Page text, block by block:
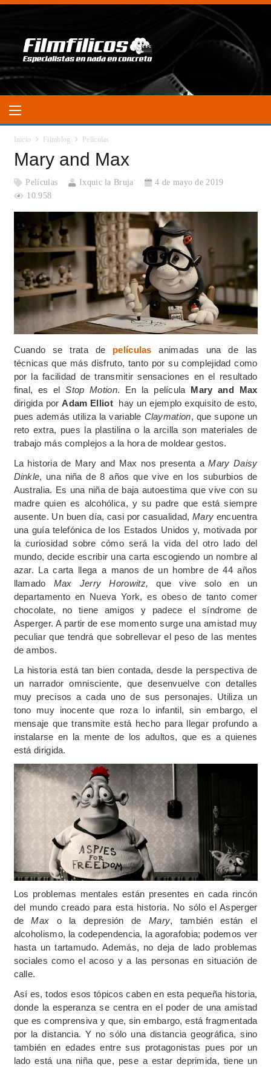
Inicio Filmblog Películas
Mary and Max
Películas Ixquic la Bruja
4 de mayo de 2019
10.958
Cuando se trata de películas animadas una de las
técnicas que más disfruto, tanto por su complejidad como
por la facilidad de transmitir sensaciones en el resultado
final, es elStop Motion. En la película Mary and Max
dirigida porAdam Elliot hay un ejemplo exquisito de esto,
pues además utiliza la variable Claymation, que supone un
reto extra, pues la plastilina o la arcilla son materiales de
trabajo más complejos a la hora de moldear gestos.
La historia de Mary and Max nos presenta a Mary Daisy
Dinkle, una niña de 8 años que vive en los suburbios de
Australia. Es una niña de baja autoestima que vive con su
madre quien es alcohólica, y su padre que está siempre
ausente. Un buen día, casi por casualidad,Mary encuentra
una guía telefónica de los Estados Unidos y, motivada por
la curiosidad sobre cómo será la vida del otro lado del
mundo, decide escribir una carta escogiendo un nombre al
azar. La carta llega a manos de un hombre de 44 años
llamado Max Jerry Horowitz, que vive solo en un
departamento en Nueva York, es obeso de tanto comer
chocolate, no tiene amigos y padece el síndrome de
Asperger. A partir de ese momento surge una amistad muy
peculiar que tendrá que sobrellevar el peso de las mentes
de ambos.
La historia está tan bien contada, desde la perspectiva de
un narrador omnisciente, que desenvuelve con detalles
muy precisos a cada uno de sus personajes. Utiliza un
tono muy inocente que roza lo infantil, sin embargo, el
mensaje que transmite está hecho para llegar profundo a
instalarse en la mente de los adultos, que es a quienes
está dirigida.
Los problemas mentales están presentes en cada rincón
del mundo creado para esta historia. No sólo el Asperger
deMax o la depresión de Mary, también están el
alcoholismo, la codependencia, la agorafobia; podemos ver
hasta un tartamudo. Además, no deja de lado problemas
sociales como el acoso y a las personas en situación de
calle.
Así es, todos esos tópicos caben en esta pequeña historia,
donde la esperanza se centra en el poder de una amistad
que es comprensiva y que, sin embargo, está fragmentada
por la distancia. Y no sólo una distancia geográfica, sino
también en edades entre sus protagonistas pues por un
lado está una niña que, pese a estar deprimida, tiene un